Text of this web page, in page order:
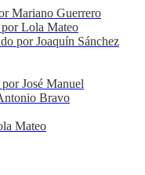
Mariano Guerrero
Lola Mateo
por Joaquín Sánchez
José Manuel
Bravo
Mateo